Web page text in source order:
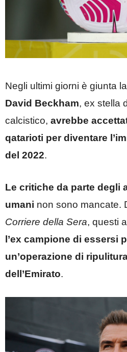
Negli ultimi giorni è giunta
David Beckham, ex stella
calcistico, avrebbe
qatarioti per diventare
del 2022.
Le critiche da parte degli
umani non sono mancate.
Corriere della Sera, questi
l’ex campione di essersi
un’operazione di
dell’Emirato.